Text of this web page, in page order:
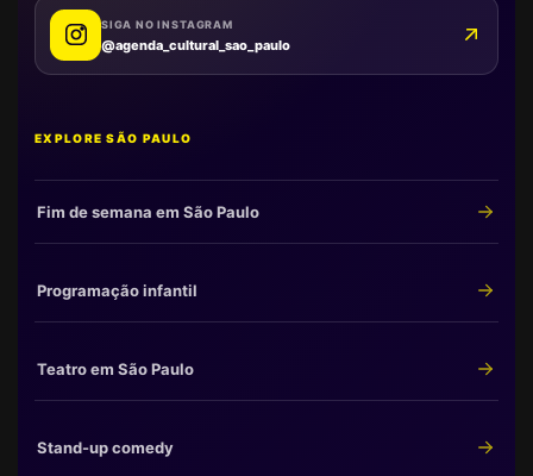
SIGA NO INSTAGRAM
@agenda_cultural_sao_paulo
EXPLORE SÃO PAULO
Fim de semana em São Paulo
Programação infantil
Teatro em São Paulo
Stand-up comedy